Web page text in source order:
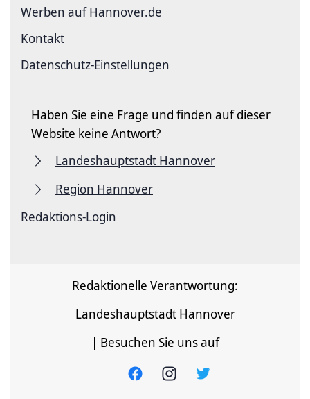
Werben auf Hannover.de
Kontakt
Datenschutz-Einstellungen
Haben Sie eine Frage und finden auf dieser
Website keine Antwort?
Landeshauptstadt Hannover
Region Hannover
Redaktions-Login
Redaktionelle Verantwortung:
Landeshauptstadt Hannover
| Besuchen Sie uns auf